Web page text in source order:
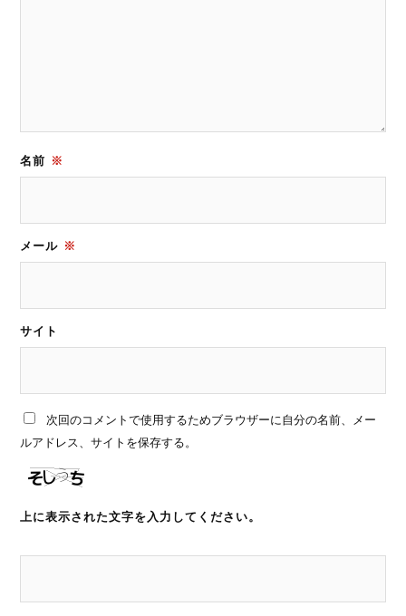
名前 ※
メール ※
サイト
次回のコメントで使用するためブラウザーに自分の名前、メー
ルアドレス、サイトを保存する。
上に表示された文字を入力してください。